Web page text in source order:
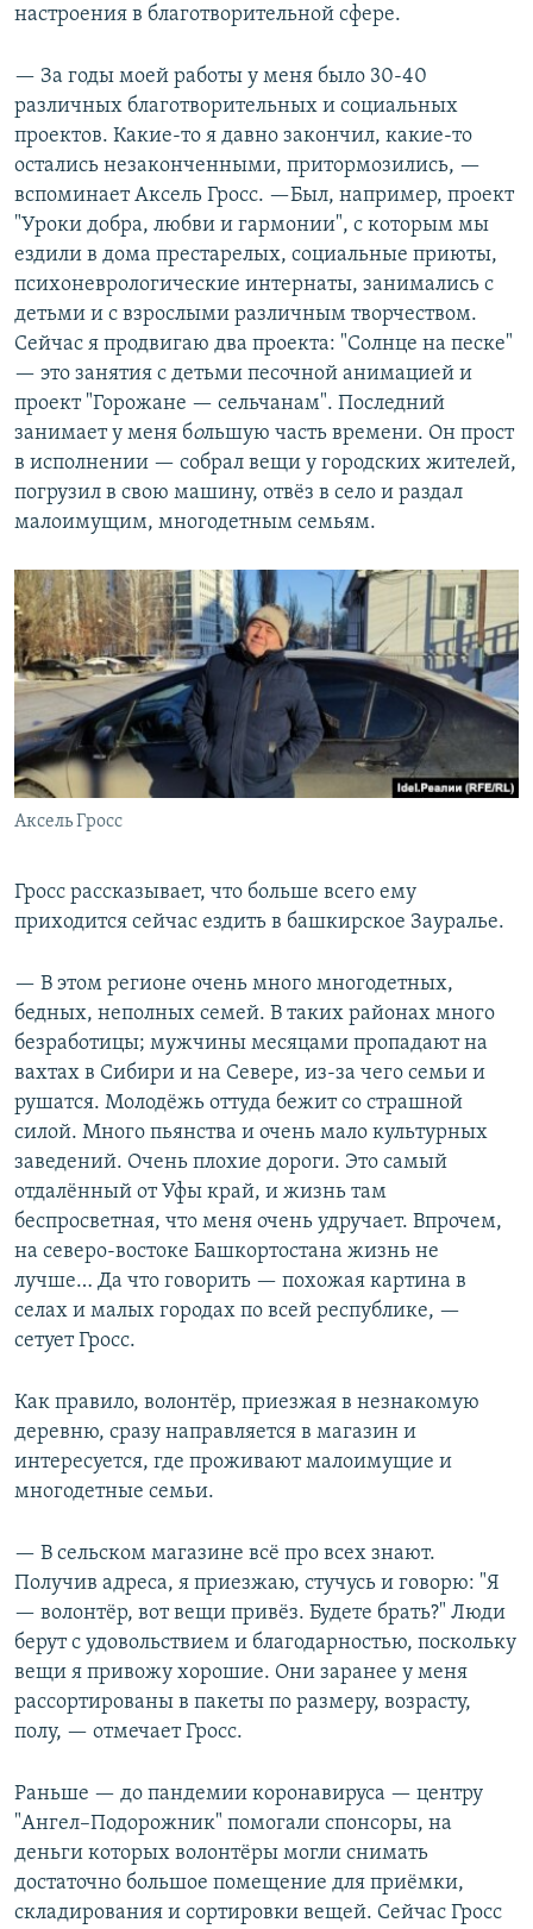
настроения в благотворительной сфере.
— За годы моей работы у меня было 30-40
различных благотворительных и социальных
проектов. Какие-то я давно закончил, какие-то
остались незаконченными, притормозились, —
вспоминает Аксель Гросс. —Был, например, проект
"Уроки добра, любви и гармонии", с которым мы
ездили в дома престарелых, социальные приюты,
психоневрологические интернаты, занимались с
детьми и с взрослыми различным творчеством.
Сейчас я продвигаю два проекта: "Солнце на песке"
— это занятия с детьми песочной анимацией и
проект "Горожане — сельчанам". Последний
занимает у меня большую часть времени. Он прост
в исполнении — собрал вещи у городских жителей,
погрузил в свою машину, отвёз в село и раздал
малоимущим, многодетным семьям.
Аксель Гросс
Гросс рассказывает, что больше всего ему
приходится сейчас ездить в башкирское Зауралье.
— В этом регионе очень много многодетных,
бедных, неполных семей. В таких районах много
безработицы; мужчины месяцами пропадают на
вахтах в Сибири и на Севере, из-за чего семьи и
рушатся. Молодёжь оттуда бежит со страшной
силой. Много пьянства и очень мало культурных
заведений. Очень плохие дороги. Это самый
отдалённый от Уфы край, и жизнь там
беспросветная, что меня очень удручает. Впрочем,
на северо-востоке Башкортостана жизнь не
лучше… Да что говорить — похожая картина в
селах и малых городах по всей республике, —
сетует Гросс.
Как правило, волонтёр, приезжая в незнакомую
деревню, сразу направляется в магазин и
интересуется, где проживают малоимущие и
многодетные семьи.
— В сельском магазине всё про всех знают.
Получив адреса, я приезжаю, стучусь и говорю: "Я
— волонтёр, вот вещи привёз. Будете брать?" Люди
берут с удовольствием и благодарностью, поскольку
вещи я привожу хорошие. Они заранее у меня
рассортированы в пакеты по размеру, возрасту,
полу, — отмечает Гросс.
Раньше — до пандемии коронавируса — центру
"Ангел–Подорожник" помогали спонсоры, на
деньги которых волонтёры могли снимать
достаточно большое помещение для приёмки,
складирования и сортировки вещей. Сейчас Гросс